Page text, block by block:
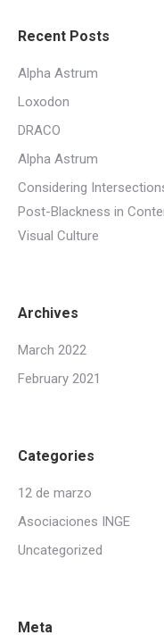
Recent Posts
Alpha Astrum
Loxodon
DRACO
Alpha Astrum
Considering
Post-Blackness in
Visual Culture
Archives
March 2022
February 2021
Categories
12 de marzo
Asociaciones INGE
Uncategorized
Meta